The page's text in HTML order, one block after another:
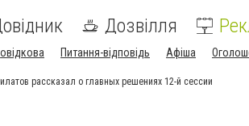
Дозвілля
Питання-відповідь Афіша
рассказал о главных решениях 12-й сессии